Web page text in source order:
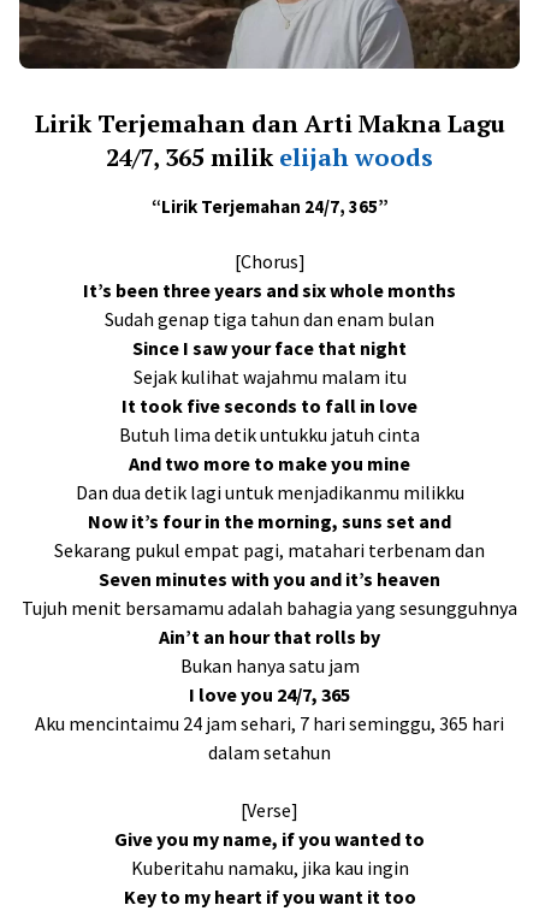
Lirik Terjemahan dan Arti Makna Lagu
24/7, 365 milikelijah woods
“Lirik Terjemahan 24/7, 365”
[Chorus]
It’s been three years and six whole months
Sudah genap tiga tahun dan enam bulan
Since I saw your face that night
Sejak kulihat wajahmu malam itu
It took five seconds to fall in love
Butuh lima detik untukku jatuh cinta
And two more to make you mine
Dan dua detik lagi untuk menjadikanmu milikku
Now it’s four in the morning, suns set and
Sekarang pukul empat pagi, matahari terbenam dan
Seven minutes with you and it’s heaven
Tujuh menit bersamamu adalah bahagia yang sesungguhnya
Ain’t an hour that rolls by
Bukan hanya satu jam
I love you 24/7, 365
Aku mencintaimu 24 jam sehari, 7 hari seminggu, 365 hari
dalam setahun
[Verse]
Give you my name, if you wanted to
Kuberitahu namaku, jika kau ingin
Key to my heart if you want it too